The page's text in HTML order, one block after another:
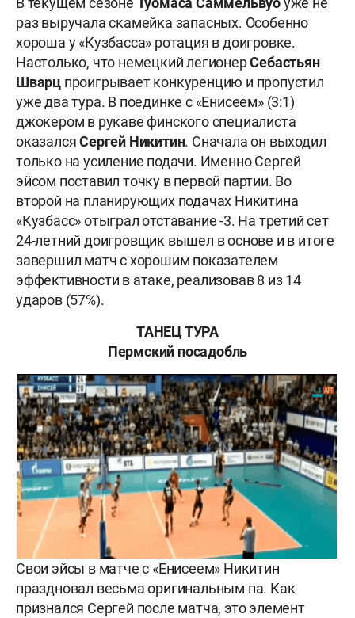
раз выручала скамейка запасных. Особенно
хороша у «Кузбасса» ротация в доигровке.
Настолько, что немецкий легионерСебастьян
Шварц проигрывает конкуренцию и пропустил
уже два тура. В поединке с «Енисеем» (3:1)
джокером в рукаве финского специалиста
оказалсяСергей Никитин. Сначала он выходил
только на усиление подачи. Именно Сергей
эйсом поставил точку в первой партии. Во
второй на планирующих подачах Никитина
«Кузбасс» отыграл отставание -3. На третий сет
24-летний доигровщик вышел в основе и в итоге
завершил матч с хорошим показателем
эффективности в атаке, реализовав 8 из 14
ударов (57%).
ТАНЕЦ ТУРА
Пермский посадобль
Свои эйсы в матче с «Енисеем» Никитин
праздновал весьма оригинальным па. Как
признался Сергей после матча, это элемент